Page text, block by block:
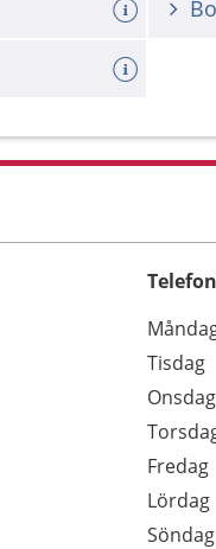
Dag
Tisdag
Onsdag
Fredag
Lördag
Söndag